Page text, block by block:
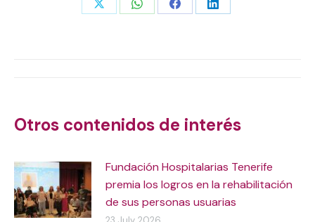
Share Share Share Share
Otros contenidos de interés
Fundación Hospitalarias Tenerife
premia los logros en la rehabilitación
de sus personas usuarias